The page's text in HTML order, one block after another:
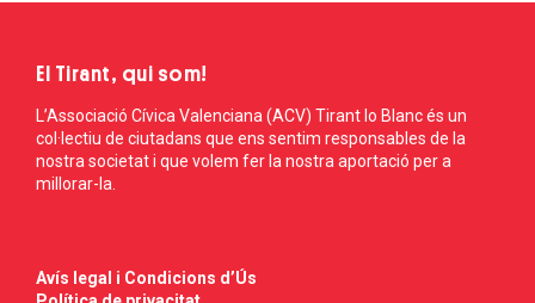
El Tirant, qui som!
L’Associació Cívica Valenciana (ACV) Tirant lo Blanc és un
col·lectiu de ciutadans que ens sentim responsables de la
nostra societat i que volem fer la nostra aportació per a
millorar-la.
Avís legal i Condicions d’Ús